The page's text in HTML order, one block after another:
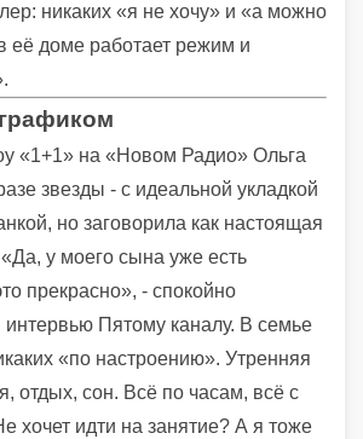
никаких «я не хочу» и «а можно
её доме работает режим и
«1+1» на «Новом Радио» Ольга
звезды - с идеальной укладкой
но заговорила как настоящая
у моего сына уже есть
прекрасно», - спокойно
Пятому каналу. В семье
«по настроению». Утренняя
отдых, сон. Всё по часам, всё с
хочет идти на занятие? А я тоже